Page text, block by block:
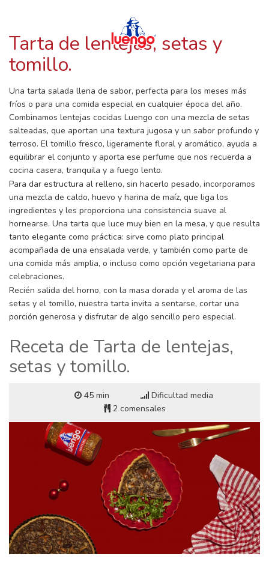
Tarta de lentejas, setas y
tomillo.
Una tarta salada llena de sabor, perfecta para los meses más
fríos o para una comida especial en cualquier época del año.
Combinamos lentejas cocidas Luengo con una mezcla de setas
salteadas, que aportan una textura jugosa y un sabor profundo y
terroso. El tomillo fresco, ligeramente floral y aromático, ayuda a
equilibrar el conjunto y aporta ese perfume que nos recuerda a
cocina casera, tranquila y a fuego lento.
Para dar estructura al relleno, sin hacerlo pesado, incorporamos
una mezcla de caldo, huevo y harina de maíz, que liga los
ingredientes y les proporciona una consistencia suave al
hornearse. Una tarta que luce muy bien en la mesa, y que resulta
tanto elegante como práctica: sirve como plato principal
acompañada de una ensalada verde, y también como parte de
una comida más amplia, o incluso como opción vegetariana para
celebraciones.
Recién salida del horno, con la masa dorada y el aroma de las
setas y el tomillo, nuestra tarta invita a sentarse, cortar una
porción generosa y disfrutar de algo sencillo pero especial.
Receta de Tarta de lentejas,
setas y tomillo.
45 min
Dificultad media
2 comensales